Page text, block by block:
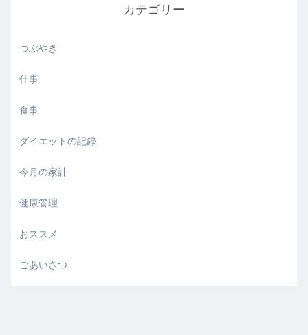
カテゴリー
つぶやき
仕事
食事
ダイエットの記録
今月の家計
健康管理
おススメ
ごあいさつ